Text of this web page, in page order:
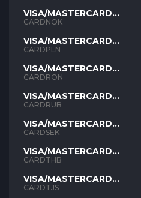
VISA/MASTERCARD
NOK
CARDNOK
VISA/MASTERCARD
PLN
CARDPLN
VISA/MASTERCARD
RON
CARDRON
VISA/MASTERCARD
RUB
CARDRUB
VISA/MASTERCARD
SEK
CARDSEK
VISA/MASTERCARD
THB
CARDTHB
VISA/MASTERCARD
TJS
CARDTJS